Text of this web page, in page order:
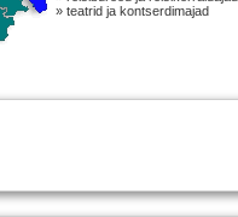
» teatrid ja kontserdimajad